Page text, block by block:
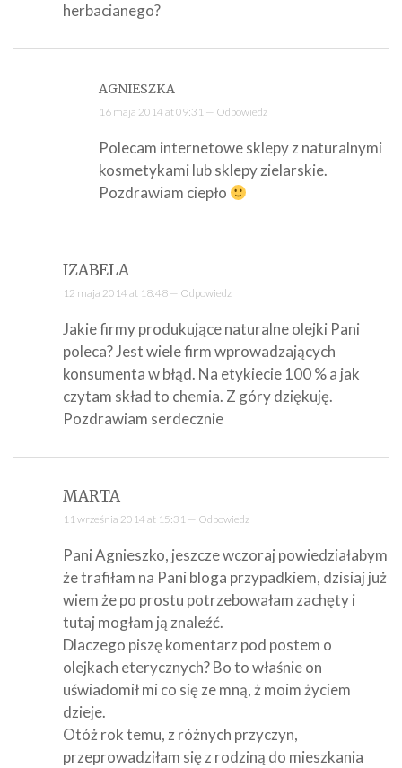
herbacianego?
AGNIESZKA
16 maja 2014 at 09:31 — Odpowiedz
Polecam internetowe sklepy z naturalnymi
kosmetykami lub sklepy zielarskie.
Pozdrawiam ciepło
IZABELA
12 maja 2014 at 18:48 — Odpowiedz
Jakie firmy produkujące naturalne olejki Pani
poleca? Jest wiele firm wprowadzających
konsumenta w błąd. Na etykiecie 100 % a jak
czytam skład to chemia. Z góry dziękuję.
Pozdrawiam serdecznie
MARTA
11 września 2014 at 15:31 — Odpowiedz
Pani Agnieszko, jeszcze wczoraj powiedziałabym
że trafiłam na Pani bloga przypadkiem, dzisiaj już
wiem że po prostu potrzebowałam zachęty i
tutaj mogłam ją znaleźć.
Dlaczego piszę komentarz pod postem o
olejkach eterycznych? Bo to właśnie on
uświadomił mi co się ze mną, ż moim życiem
dzieje.
Otóż rok temu, z różnych przyczyn,
przeprowadziłam się z rodziną do mieszkania